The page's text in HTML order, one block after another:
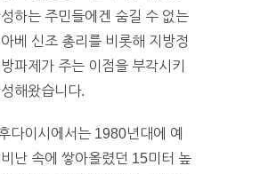
하는 주민들에겐 숨길 수 없는
베 신조 총리를 비롯해 지방정
파제가 주는 이점을 부각시키
해왔습니다.
다이시에서는 1980년대에 예
난 속에 쌓아올렸던 15미터 높